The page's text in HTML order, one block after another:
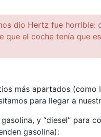
dio Hertz fue horrible:
que el coche tenía que
más apartados (como
para llegar a
y “diesel” para
gasolina):